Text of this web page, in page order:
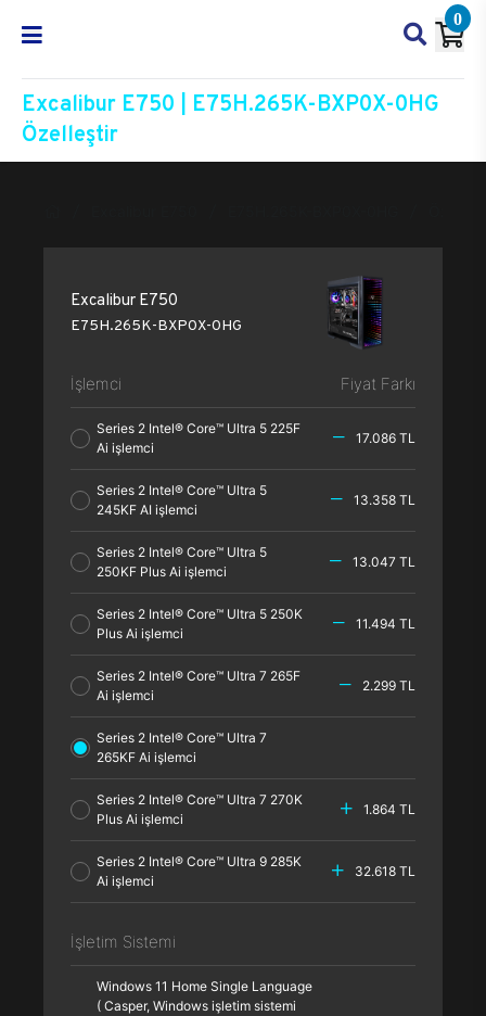
0
Excalibur E750 | E75H.265K-BXP0X-0HG
Özelleştir
Excalibur E750
E75H.265K-BXP0X-0HG
İşlemci Fiyat Farkı
Series 2 Intel® Core™ Ultra 5 225F
Ai işlemci
17.086 TL
Series 2 Intel® Core™ Ultra 5
245KF AI işlemci
13.358 TL
Series 2 Intel® Core™ Ultra 5
250KF Plus Ai işlemci
13.047 TL
Series 2 Intel® Core™ Ultra 5 250K
Plus Ai işlemci
11.494 TL
Series 2 Intel® Core™ Ultra 7 265F
Ai işlemci
2.299 TL
Series 2 Intel® Core™ Ultra 7
265KF Ai işlemci
Series 2 Intel® Core™ Ultra 7 270K
Plus Ai işlemci
1.864 TL
Series 2 Intel® Core™ Ultra 9 285K
Ai işlemci
32.618 TL
İşletim Sistemi
Windows 11 Home Single Language
( Casper, Windows işletim sistemi